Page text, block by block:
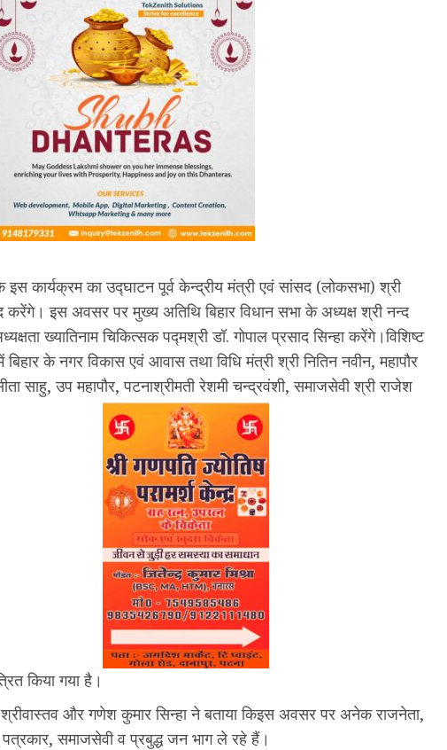
इस कार्यक्रम का उद्घाटन पूर्व केन्द्रीय मंत्री एवं सांसद (लोकसभा) श्री
करेंगे। इस अवसर पर मुख्य अतिथि बिहार विधान सभा के अध्यक्ष श्री नन्द
ख्यातिनाम चिकित्सक पद्मश्री डॉ. गोपाल प्रसाद सिन्हा करेंगे।विशिष्ट
के नगर विकास एवं आवास तथा विधि मंत्री श्री नितिन नवीन, महापौर
साहु, उप महापौर, पटनाश्रीमती रेशमी चन्द्रवंशी, समाजसेवी श्री राजेश
किया गया है।
और गणेश कुमार सिन्हा ने बताया किइस अवसर पर अनेक राजनेता,
समाजसेवी व प्रबुद्ध जन भाग ले रहे हैं।